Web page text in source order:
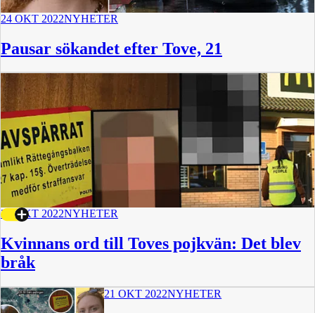
24 OKT 2022NYHETER
Pausar sökandet efter Tove, 21
23 OKT 2022NYHETER
Kvinnans ord till Toves pojkvän: Det blev
bråk
21 OKT 2022NYHETER